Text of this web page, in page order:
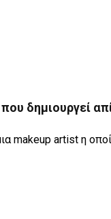
δημιουργεί
makeup artist η